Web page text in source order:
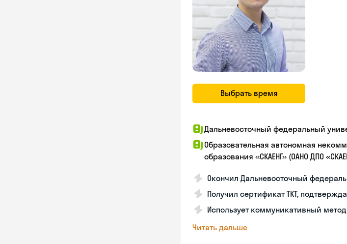
Выбрать время
Дальневосточный федеральный
Образовательная автономная
образования «СКАЕНГ» (ОАНО ДПО
Окончил Дальневосточный
Получил сертификат TKT,
Использует коммуникативный
Читать дальше